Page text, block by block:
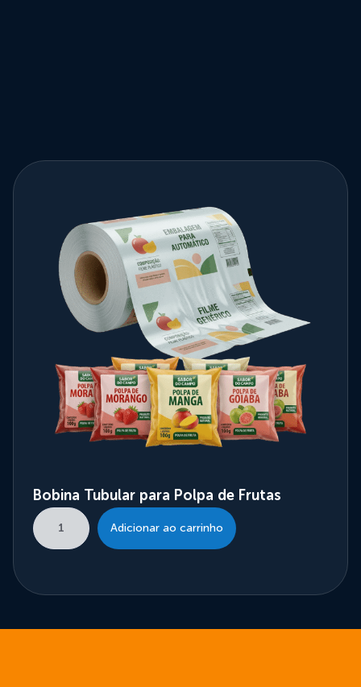
Bobina Tubular para Polpa de Frutas
Adicionar ao carrinho